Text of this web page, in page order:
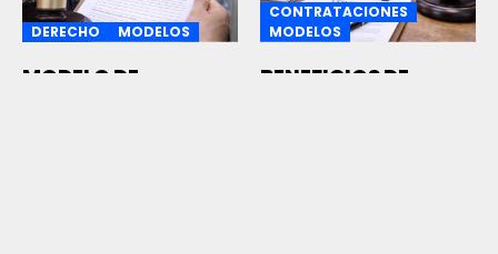
DERECHO MODELOS
MODELO DE
CONTRATACIONES
MODELOS
BENEFICIOS DE